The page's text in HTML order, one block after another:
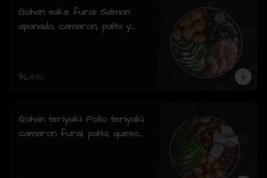
Gohan sake furai: Salmon
apanado, camaron, palta y
$6.990
Gohan teriyaki: Pollo teriyaki,
camaron furai, palta, queso